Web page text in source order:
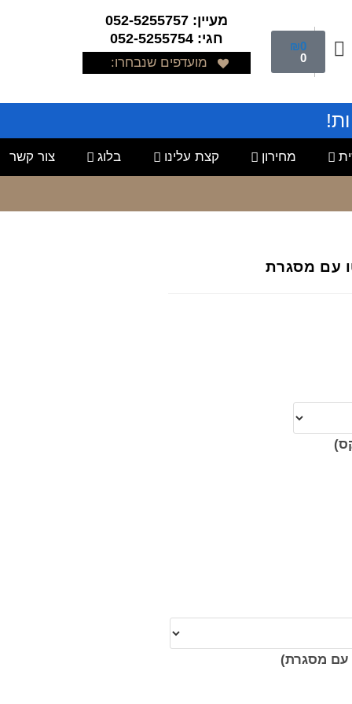
₪0
0
מעיין: 052-5255757
חגי: 052-5255754
מועדפים שנבחרו:
מחירון קצת עלינו בלוג צור קשר
מסגרת)